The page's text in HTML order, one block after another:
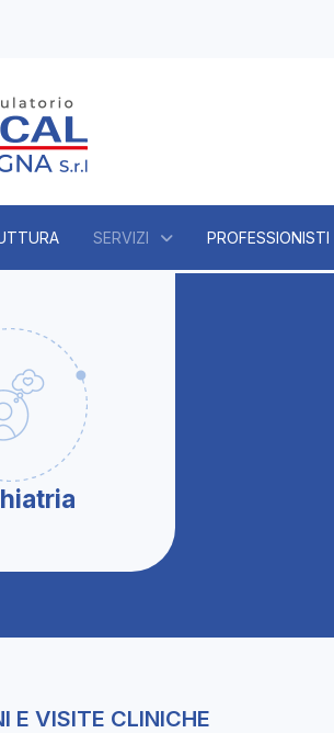
SERVIZI PROFESSIONISTI
E VISITE CLINICHE